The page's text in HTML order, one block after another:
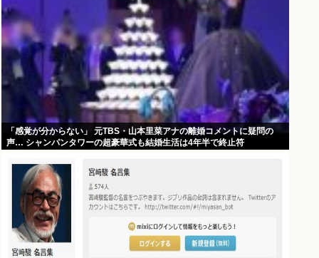
「感覚が分からない」 元TBS・山本里菜アナの離婚コメントに疑問の
声… シャンパンタワーの超豪華式も結婚生活は4年半で終止符